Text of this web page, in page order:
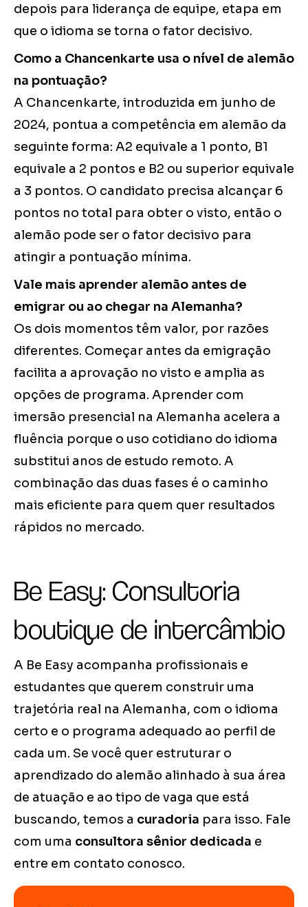
depois para liderança de equipe, etapa em
que o idioma se torna o fator decisivo.
Como a Chancenkarte usa o nível de alemão
na pontuação?
A Chancenkarte, introduzida em junho de
2024, pontua a competência em alemão da
seguinte forma: A2 equivale a 1 ponto, B1
equivale a 2 pontos e B2 ou superior equivale
a 3 pontos. O candidato precisa alcançar 6
pontos no total para obter o visto, então o
alemão pode ser o fator decisivo para
atingir a pontuação mínima.
Vale mais aprender alemão antes de
emigrar ou ao chegar na Alemanha?
Os dois momentos têm valor, por razões
diferentes. Começar antes da emigração
facilita a aprovação no visto e amplia as
opções de programa. Aprender com
imersão presencial na Alemanha acelera a
fluência porque o uso cotidiano do idioma
substitui anos de estudo remoto. A
combinação das duas fases é o caminho
mais eficiente para quem quer resultados
rápidos no mercado.
Be Easy: Consultoria
boutique de intercâmbio
A Be Easy acompanha profissionais e
estudantes que querem construir uma
trajetória real na Alemanha, com o idioma
certo e o programa adequado ao perfil de
cada um. Se você quer estruturar o
aprendizado do alemão alinhado à sua área
de atuação e ao tipo de vaga que está
buscando, temos a curadoria para isso. Fale
com uma consultora sênior dedicada e
entre em contato conosco.